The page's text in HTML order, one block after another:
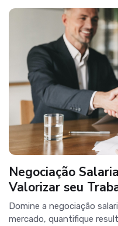
Negociação
Valorizar seu
Domine a negociação
mercado, quantifique